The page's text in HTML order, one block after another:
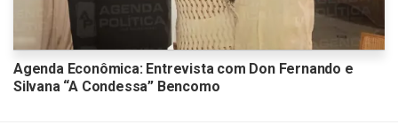
Agenda Econômica: Entrevista com Don Fernando e
Silvana “A Condessa” Bencomo